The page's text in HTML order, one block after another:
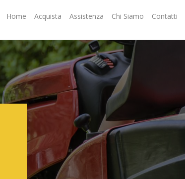
Home Acquista Assistenza Chi Siamo Contatti